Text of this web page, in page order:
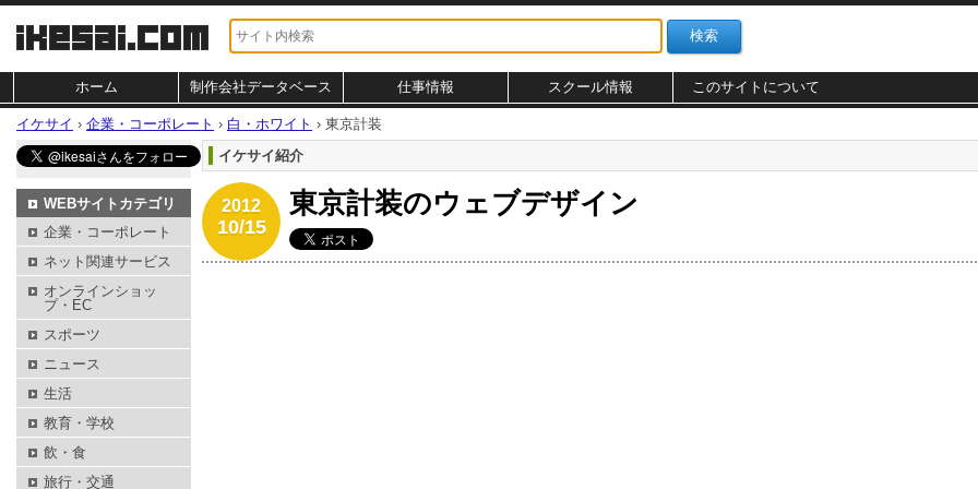
ホーム 制作会社データベース 仕事情報 スクール情報 このサイトについて
イケサイ › 企業・コーポレート › 白・ホワイト › 東京計装
イケサイ紹介
2012
10/15
東京計装のウェブデザイン
WEBサイトカテゴリ
企業・コーポレート
ネット関連サービス
オンラインショッ
プ・EC
スポーツ
ニュース
生活
教育・学校
飲・食
旅行・交通